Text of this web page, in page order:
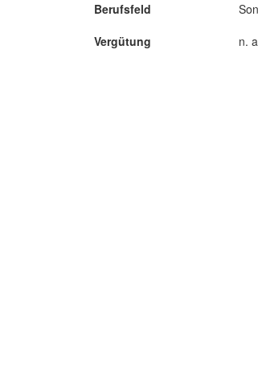
Berufsfeld
Vergütung
n.